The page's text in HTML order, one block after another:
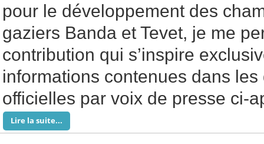
pour le développement des
gaziers Banda et Tevet, je me
contribution qui s’inspire
informations contenues dans
officielles par voix de presse ci-
Lire la suite...